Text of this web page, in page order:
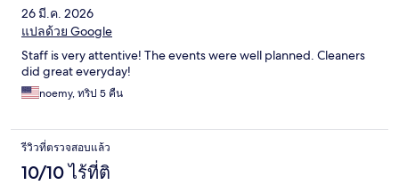
26 มี.ค. 2026
แปลด้วย Google
Staff is very attentive! The events were well planned. Cleaners
did great everyday!
noemy, ทริป 5 คืน
รีวิวที่ตรวจสอบแล้ว
10/10 ไร้ที่ติ